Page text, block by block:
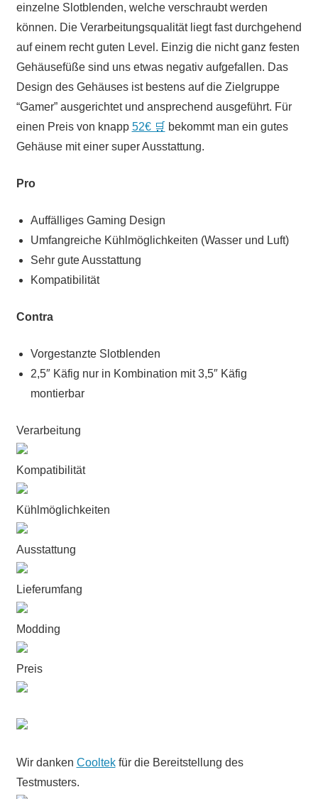
einzelne Slotblenden, welche verschraubt werden
können. Die Verarbeitungsqualität liegt fast durchgehend
auf einem recht guten Level. Einzig die nicht ganz festen
Gehäusefüße sind uns etwas negativ aufgefallen. Das
Design des Gehäuses ist bestens auf die Zielgruppe
“Gamer” ausgerichtet und ansprechend ausgeführt. Für
einen Preis von knapp 52€ 🛒 bekommt man ein gutes
Gehäuse mit einer super Ausstattung.
Pro
Auffälliges Gaming Design
Umfangreiche Kühlmöglichkeiten (Wasser und Luft)
Sehr gute Ausstattung
Kompatibilität
Contra
Vorgestanzte Slotblenden
2,5″ Käfig nur in Kombination mit 3,5″ Käfig
montierbar
Verarbeitung
Kompatibilität
Kühlmöglichkeiten
Ausstattung
Lieferumfang
Modding
Preis
Wir danken Cooltekfür die Bereitstellung des
Testmusters.